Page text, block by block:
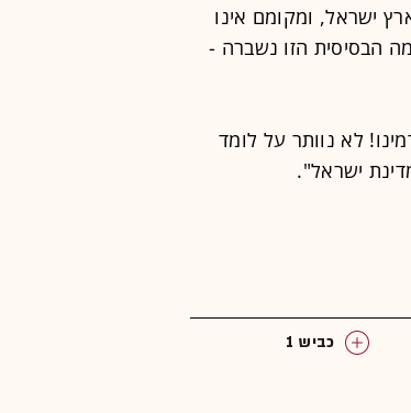
ישראל, ומקומם אינו
הבסיסית הזו נשברה -
לא נוותר על לומד
ישראל".
כביש 1